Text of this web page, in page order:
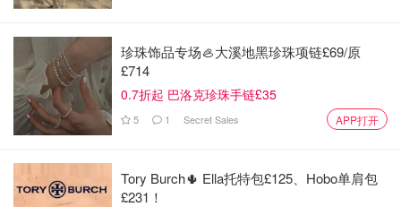
那么很多朋友就会有疑问，到底我应该选择多少孔的靴子
呢？ 不同的身高，腿型其实适合的孔数都会有所不同
！选对
了靴子就会很好的修饰腿型达到增高美腿的效果，那么选错
了靴子，不仅会看起来腿短，反而会暴露腿部的问题！那么
就让圈妹来给大家揭秘一下不同孔数适合怎样不同的人吧：
珍珠饰品专场🦪大溪地黑珍珠项链£69/原
£714
0.7折起 巴洛克珍珠手链£35
5 1 Secret Sales APP打开
Tory Burch🌵 Ella托特包£125、Hobo单肩包
£231！